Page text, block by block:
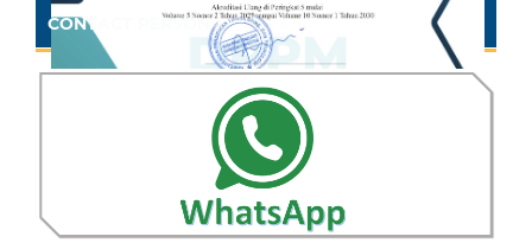
CONTACT PERSON